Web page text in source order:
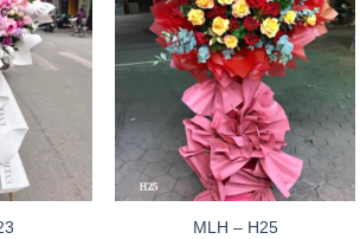
MLH – H25